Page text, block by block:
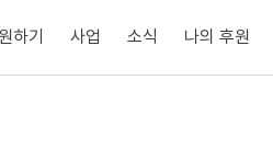
하기 사업 소식 나의 후원